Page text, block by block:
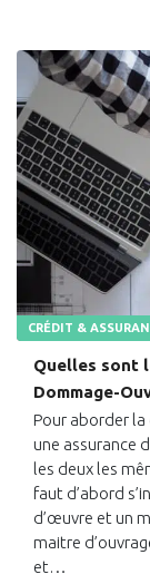
CRÉDIT &
Quelles sont
Dommage-
Pour aborder
une assurance
les deux les
faut d’abord
d’œuvre et un
maitre
et…